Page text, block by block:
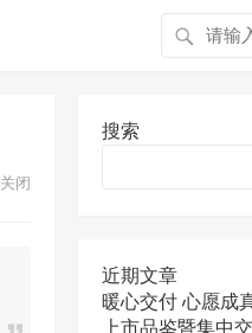
闭
搜索
近期文章
暖心交付 心愿
上市品鉴暨集中